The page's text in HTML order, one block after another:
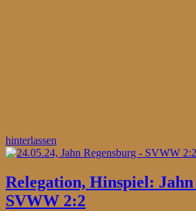
hinterlassen
Relegation, Hinspiel: Jahn
SVWW 2:2